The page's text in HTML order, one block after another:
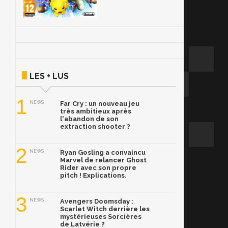
LES + LUS
1 NEWS
Far Cry : un nouveau jeu
très ambitieux après
l'abandon de son
extraction shooter ?
2 NEWS
Ryan Gosling a convaincu
Marvel de relancer Ghost
Rider avec son propre
pitch ! Explications.
3 NEWS
Avengers Doomsday :
Scarlet Witch derrière les
mystérieuses Sorcières
de Latvérie ?